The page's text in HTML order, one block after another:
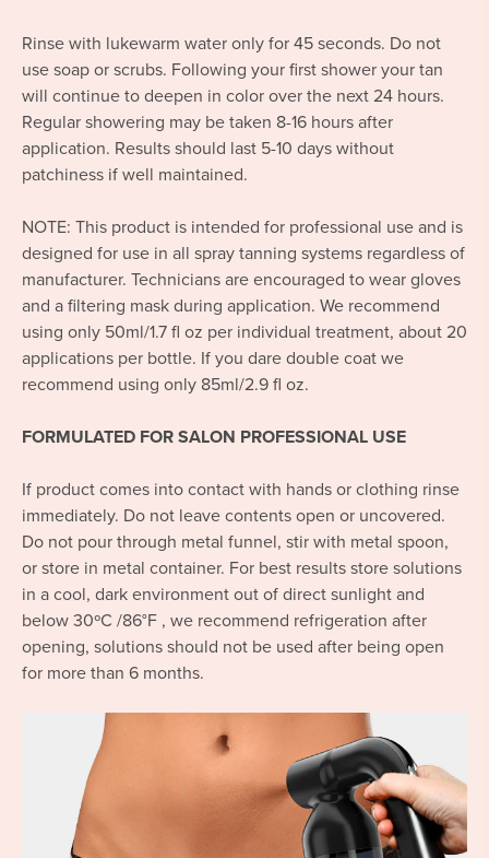
Rinse with lukewarm water only for 45 seconds. Do not
use soap or scrubs. Following your first shower your tan
will continue to deepen in color over the next 24 hours.
Regular showering may be taken 8-16 hours after
application. Results should last 5-10 days without
patchiness if well maintained.
NOTE: This product is intended for professional use and is
designed for use in all spray tanning systems regardless of
manufacturer. Technicians are encouraged to wear gloves
and a filtering mask during application. We recommend
using only 50ml/1.7 fl oz per individual treatment, about 20
applications per bottle. If you dare double coat we
recommend using only 85ml/2.9 fl oz.
FORMULATED FOR SALON PROFESSIONAL USE
If product comes into contact with hands or clothing rinse
immediately. Do not leave contents open or uncovered.
Do not pour through metal funnel, stir with metal spoon,
or store in metal container. For best results store solutions
in a cool, dark environment out of direct sunlight and
below 30ºC /86°F , we recommend refrigeration after
opening, solutions should not be used after being open
for more than 6 months.